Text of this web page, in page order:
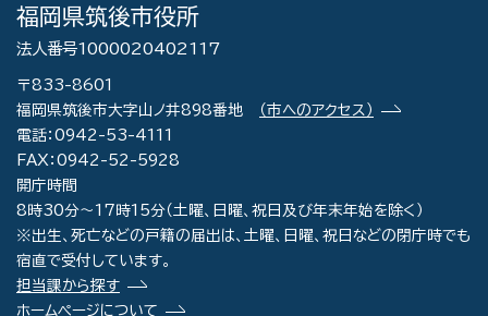
福岡県筑後市役所
法人番号1000020402117
〒833-8601
福岡県筑後市大字山ノ井898番地
（市へのアクセス）
電話：0942-53-4111
FAX：0942-52-5928
開庁時間
8時30分～17時15分（土曜、日曜、祝日及び年末年始を除く）
※出生、死亡などの戸籍の届出は、土曜、日曜、祝日などの閉庁時でも
宿直で受付しています。
担当課から探す
ホームページについて